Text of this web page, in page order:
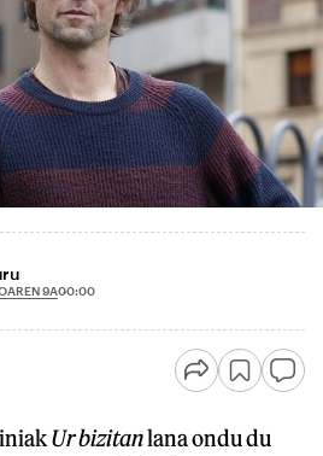
9A00:00
Ur bizitanlana ondu du